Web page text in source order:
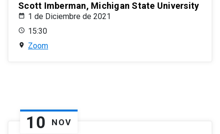
Scott Imberman, Michigan State University
1 de Diciembre de 2021
15:30
Zoom
10 NOV